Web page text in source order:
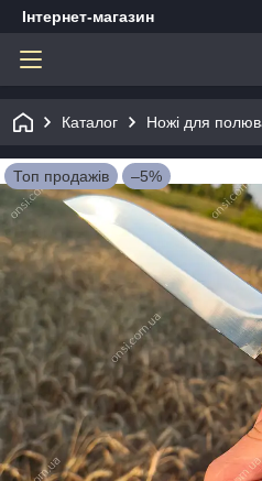
Інтернет-магазин
Каталог Ножі для
Топ продажів –5%